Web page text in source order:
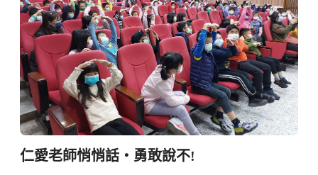
仁愛老師悄悄話‧勇敢說不!